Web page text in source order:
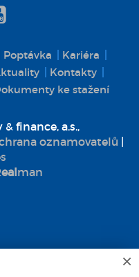
Poptávka
Kariéra
Kontakty
ke stažení
finance, a.s.,
oznamovatelů
man
×